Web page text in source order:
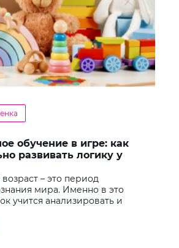
обучение в игре: как
развивать логику у
– это период
мира. Именно в это
учится анализировать и